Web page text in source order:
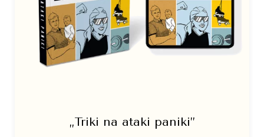
„Triki na ataki paniki”